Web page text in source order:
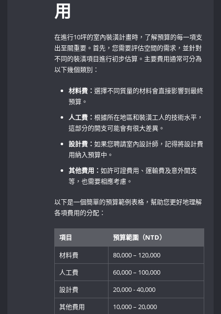
用
在進行10坪的室內裝潢計畫時，了解預算的每一項支
出至關重要。首先，您需要評估空間的需求，並針對
不同的裝潢項目進行初步估算。主要費用通常可分為
以下幾個類別：
材料費：選擇不同質量的材料會直接影響到最終
預算。
人工費：根據所在地區和裝潢工人的技術水平，
這部分的開支可能會有很大差異。
設計費：如果您聘請室內設計師，記得將設計費
用納入預算中。
其他費用：如許可證費用、運輸費及意外開支
等，也需要相應考慮。
以下是一個簡單的預算範例表格，幫助您更好地理解
各項費用的分配：
項目
預算範圍（NTD）
材料費
80,000⁤ – ‍120,000
人工費
60,000 – 100,000
設計費
20,000 ‍- 40,000
其他費用
10,000 – 20,000